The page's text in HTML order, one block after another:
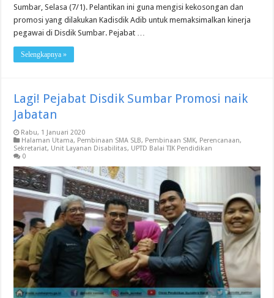
Sumbar, Selasa (7/1). Pelantikan ini guna mengisi kekosongan dan
promosi yang dilakukan Kadisdik Adib untuk memaksimalkan kinerja
pegawai di Disdik Sumbar. Pejabat …
Selengkapnya »
Lagi! Pejabat Disdik Sumbar Promosi naik
Jabatan
Rabu, 1 Januari 2020
Halaman Utama, Pembinaan SMA SLB, Pembinaan SMK, Perencanaan,
Sekretariat, Unit Layanan Disabilitas, UPTD Balai TIK Pendidikan
0